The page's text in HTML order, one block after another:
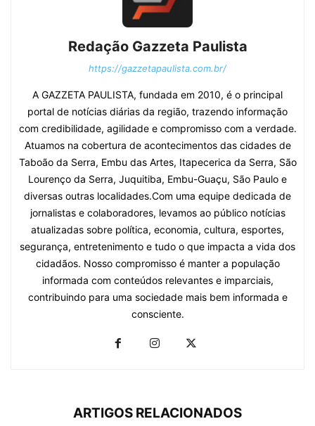
Redação Gazzeta Paulista
https://gazzetapaulista.com.br/
A GAZZETA PAULISTA, fundada em 2010, é o principal
portal de notícias diárias da região, trazendo informação
com credibilidade, agilidade e compromisso com a verdade.
Atuamos na cobertura de acontecimentos das cidades de
Taboão da Serra, Embu das Artes, Itapecerica da Serra, São
Lourenço da Serra, Juquitiba, Embu-Guaçu, São Paulo e
diversas outras localidades.Com uma equipe dedicada de
jornalistas e colaboradores, levamos ao público notícias
atualizadas sobre política, economia, cultura, esportes,
segurança, entretenimento e tudo o que impacta a vida dos
cidadãos. Nosso compromisso é manter a população
informada com conteúdos relevantes e imparciais,
contribuindo para uma sociedade mais bem informada e
consciente.
ARTIGOS RELACIONADOS